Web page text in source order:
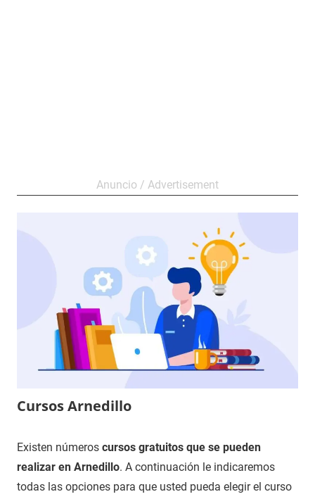
Cursos Arnedillo
1
de
enero
Maria
Cursos
en
Rioja,
Existen números cursos gratuitos que se pueden
realizar en Arnedillo. A continuación le indicaremos
todas las opciones para que usted pueda elegir el curso